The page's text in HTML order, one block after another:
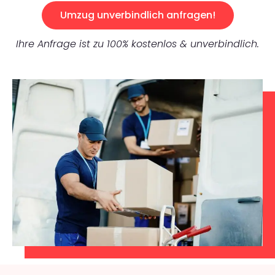
Umzug unverbindlich anfragen!
Ihre Anfrage ist zu 100% kostenlos & unverbindlich.